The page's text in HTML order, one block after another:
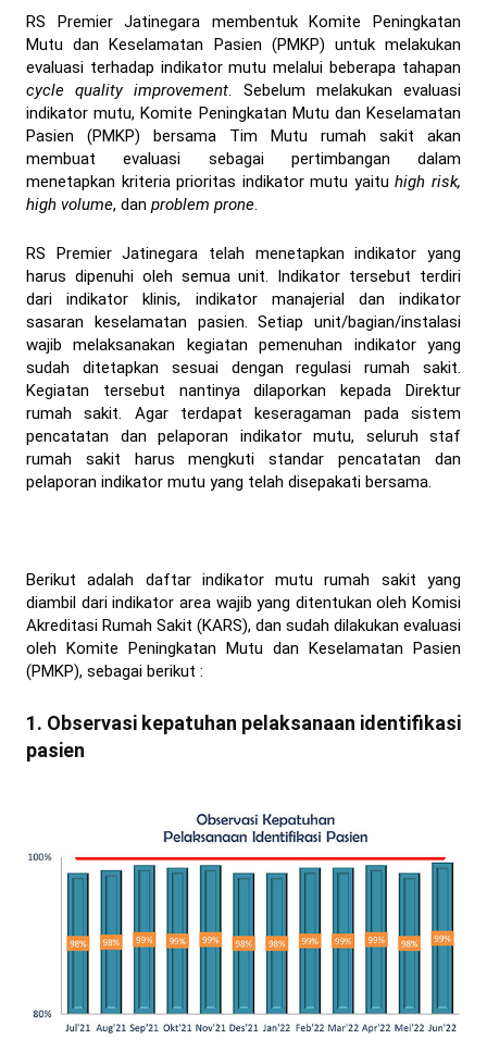
RS Premier Jatinegara membentuk Komite Peningkatan
Mutu dan Keselamatan Pasien (PMKP) untuk melakukan
evaluasi terhadap indikator mutu melalui beberapa tahapan
cycle quality improvement. Sebelum melakukan evaluasi
indikator mutu, Komite Peningkatan Mutu dan Keselamatan
Pasien (PMKP) bersama Tim Mutu rumah sakit akan
membuat evaluasi sebagai pertimbangan dalam
menetapkan kriteria prioritas indikator mutu yaituhigh risk,
high volume, dan problem prone.
RS Premier Jatinegara telah menetapkan indikator yang
harus dipenuhi oleh semua unit. Indikator tersebut terdiri
dari indikator klinis, indikator manajerial dan indikator
sasaran keselamatan pasien. Setiap unit/bagian/instalasi
wajib melaksanakan kegiatan pemenuhan indikator yang
sudah ditetapkan sesuai dengan regulasi rumah sakit.
Kegiatan tersebut nantinya dilaporkan kepada Direktur
rumah sakit. Agar terdapat keseragaman pada sistem
pencatatan dan pelaporan indikator mutu, seluruh staf
rumah sakit harus mengkuti standar pencatatan dan
pelaporan indikator mutu yang telah disepakati bersama.
Berikut adalah daftar indikator mutu rumah sakit yang
diambil dari indikator area wajib yang ditentukan oleh Komisi
Akreditasi Rumah Sakit (KARS), dan sudah dilakukan evaluasi
oleh Komite Peningkatan Mutu dan Keselamatan Pasien
(PMKP), sebagai berikut :
1. Observasi kepatuhan pelaksanaan identifikasi
pasien